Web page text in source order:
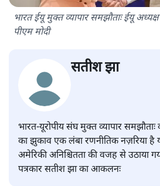
भारत ईयू मुक्त व्यापार समझौताः ईयू
पीएम मोदी
सतीश झा
भारत-यूरोपीय संघ मुक्त व्यापार
का झुकाव एक लंबा रणनीतिक नज़रिया है
अमेरिकी अनिश्चितता की वजह से उठाया
पत्रकार सतीश झा का आकलनः